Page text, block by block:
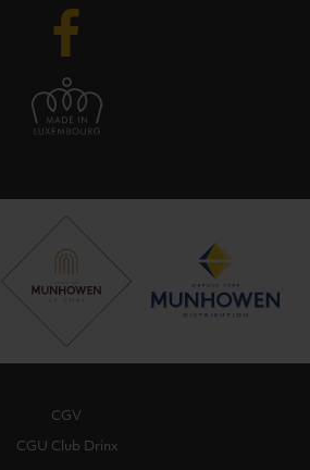
CGV
CGU Club Drinx